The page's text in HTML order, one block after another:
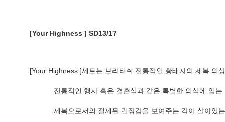
[Your Highness ] SD13/17
[Your Highness ]세트는 브리티쉬 전통적인 황태자의 제복 의
전통적인 행사 혹은 결혼식과 같은 특별한 의식에
제복으로서의 절제된 긴장감을 보여주는 각이 살아